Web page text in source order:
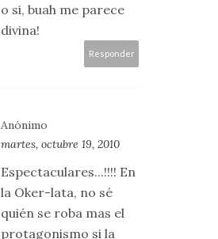
o si, buah me parece
divina!
Responder
Anónimo
martes, octubre 19, 2010
Espectaculares...!!!! En
la Oker-lata, no sé
quién se roba mas el
protagonismo si la